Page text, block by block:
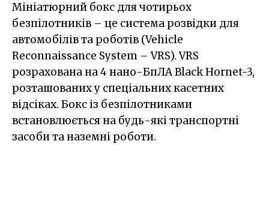
Мініатюрний бокс для чотирьох
безпілотників – це система розвідки для
автомобілів та роботів (Vehicle
Reconnaissance System – VRS). VRS
розрахована на 4 нано-БпЛА Black Hornet-3,
розташованих у спеціальних касетних
відсіках. Бокс із безпілотниками
встановлюється на будь-які транспортні
засоби та наземні роботи.